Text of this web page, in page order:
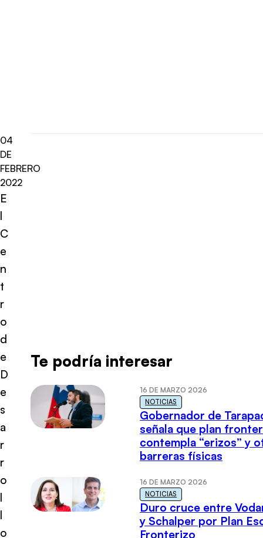
04
DE
FEBRERO
2022
E
l
C
e
n
t
r
o
d
e
D
e
s
a
r
r
o
l
l
o
Te podría interesar
16 DE MARZO 2026
NOTICIAS
Gobernador de
señala que plan
contempla “erizos” y
barreras físicas
16 DE MARZO 2026
NOTICIAS
Duro cruce entre
y Schalper por Plan
Fronterizo